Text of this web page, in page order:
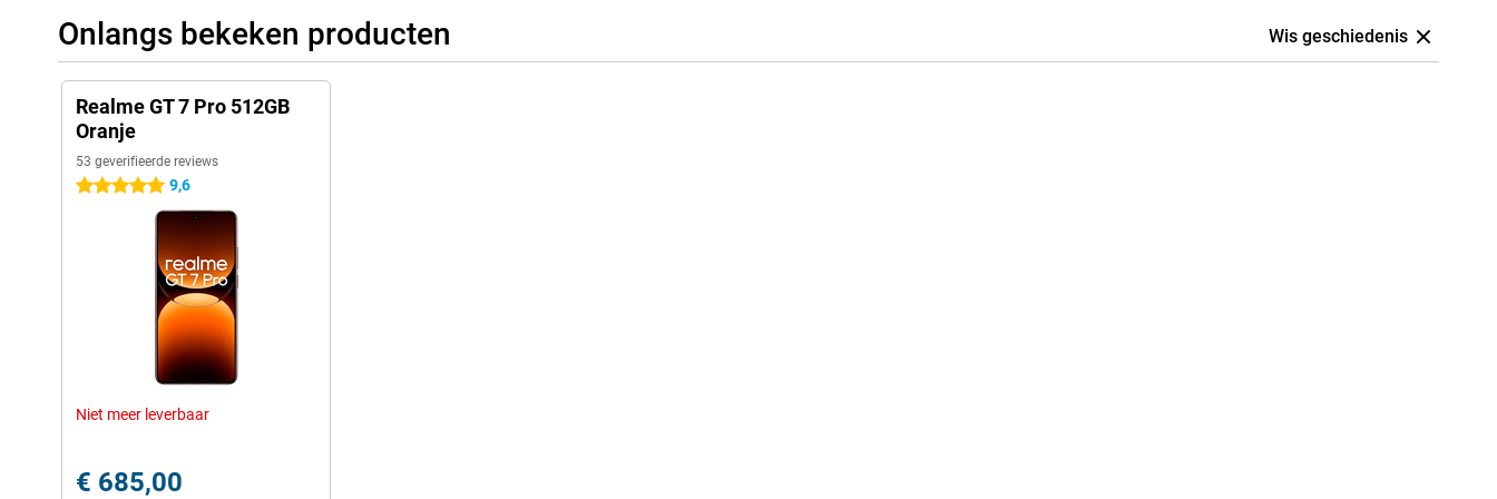
Onlangs bekeken producten Wis geschiedenis
Realme GT 7 Pro 512GB
Oranje
53 geverifieerde reviews
5 sterren 9,6
Niet meer leverbaar
€ 685,00